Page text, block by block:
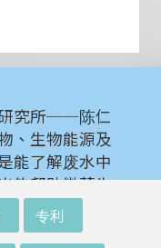
究所──陈仁
、生物能源及
能了解废水中
能帮助微藻生
水处理与微
专利